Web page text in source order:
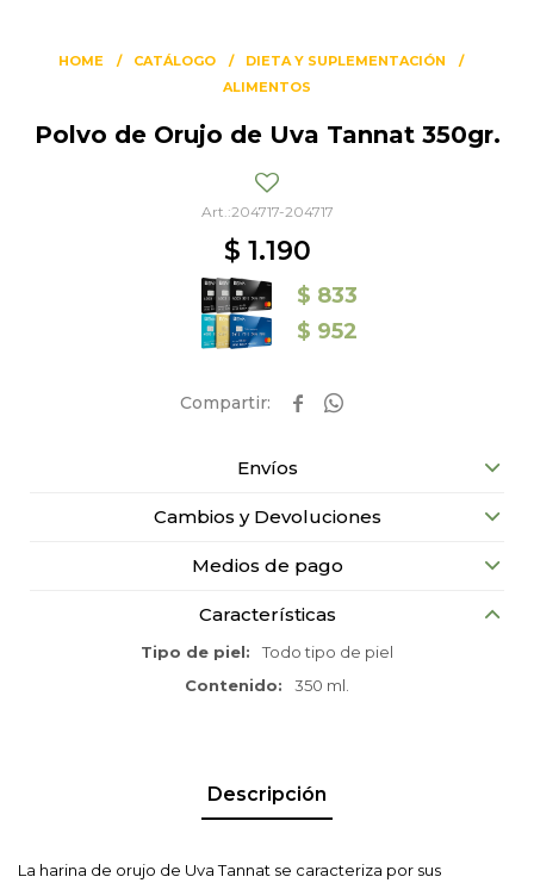
HOME CATÁLOGO
DIETA Y SUPLEMENTACIÓN
ALIMENTOS
Polvo de Orujo de Uva Tannat 350gr.
204717-204717
$ 1.190
$ 833
$ 952
 
Envíos
Cambios y Devoluciones
Medios de pago
Características
Tipo de piel
Todo tipo de piel
Contenido
350 ml.
Descripción
La harina de orujo de Uva Tannat se caracteriza por sus